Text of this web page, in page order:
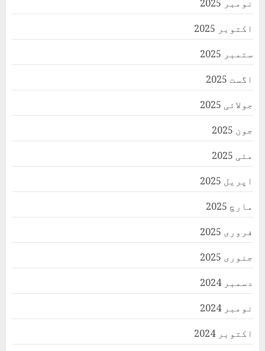
نومبر 2025
اکتوبر 2025
ستمبر 2025
اگست 2025
جولائی 2025
جون 2025
مئی 2025
اپریل 2025
مارچ 2025
فروری 2025
جنوری 2025
دسمبر 2024
نومبر 2024
اکتوبر 2024